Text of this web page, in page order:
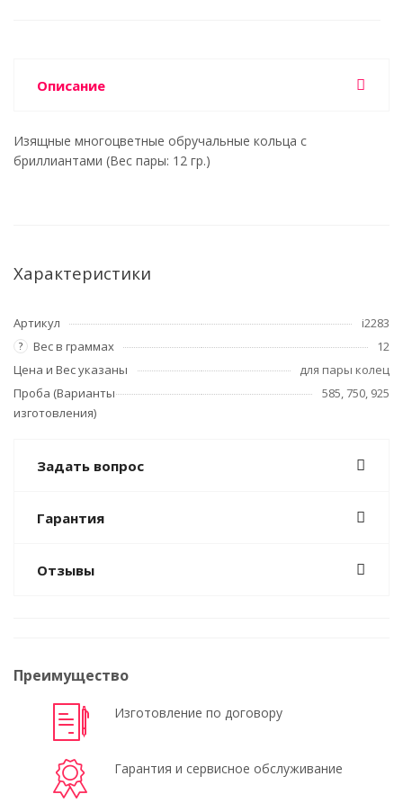
Описание
Изящные многоцветные обручальные кольца с
бриллиантами (Вес пары: 12 гр.)
Характеристики
Артикул i2283
? Вес в граммах
12
Цена и Вес указаны
для пары колец
Проба (Варианты
изготовления)
585, 750, 925
Задать вопрос
Гарантия
Отзывы
Преимущество
Изготовление по договору
Гарантия и сервисное обслуживание